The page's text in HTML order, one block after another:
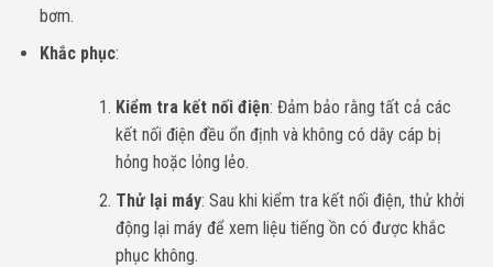
bơm.
Khắc phục:
Kiểm tra kết nối điện: Đảm bảo rằng tất cả các
kết nối điện đều ổn định và không có dây cáp bị
hỏng hoặc lỏng lẻo.
Thử lại máy: Sau khi kiểm tra kết nối điện, thử khởi
động lại máy để xem liệu tiếng ồn có được khắc
phục không.